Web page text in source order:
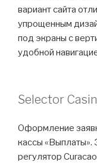
вариант сайта
упрощенным
под экраны с
удобной
Selector
Оформление
кассы «Выплаты».
регулятор